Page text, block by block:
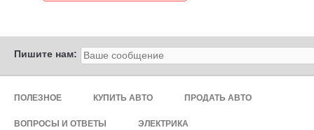
Пишите нам:
ПОЛЕЗНОЕ КУПИТЬ АВТО ПРОДАТЬ АВТО
ВОПРОСЫ И ОТВЕТЫ ЭЛЕКТРИКА